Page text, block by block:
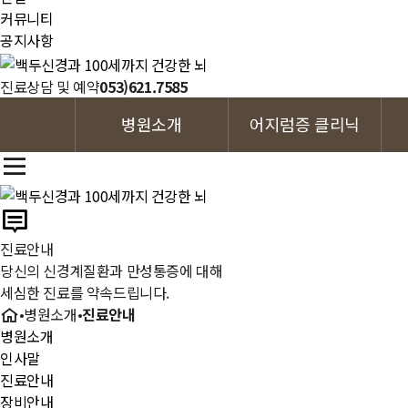
커뮤니티
공지사항
진료상담 및 예약053)621.7585
병원소개 어지럼증 클리닉
진료안내
당신의 신경계질환과 만성통증에 대해
세심한 진료를 약속드립니다.
•병원소개•진료안내
병원소개
인사말
진료안내
장비안내